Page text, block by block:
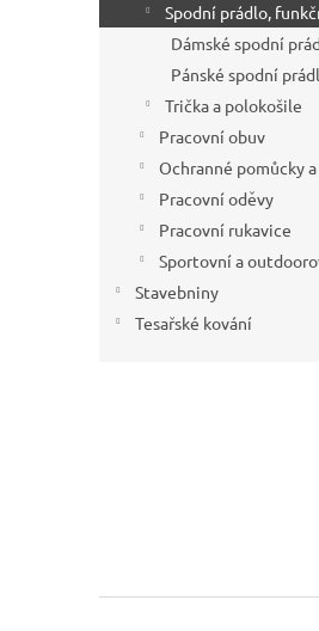
Spodní prádlo,
Dámské spodní
Pánské spodní
Trička a polokošile
Pracovní obuv
Ochranné pomůcky
Pracovní oděvy
Pracovní rukavice
Sportovní a
Stavebniny
Tesařské kování